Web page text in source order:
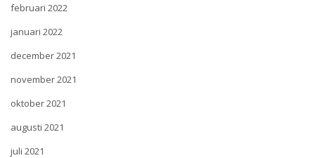
februari 2022
januari 2022
december 2021
november 2021
oktober 2021
augusti 2021
juli 2021